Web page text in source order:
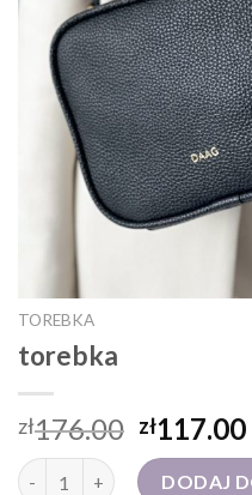
TOREBKA
torebka
zł176.00 zł117.00
ilość torebka DODAJ